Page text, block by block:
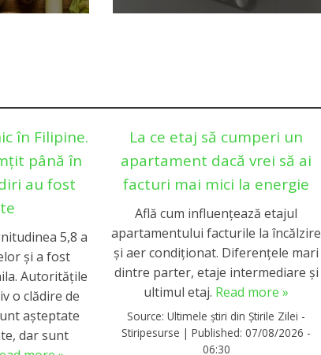
în Filipine.
până în
au fost
5,8 a
și a fost
Autoritățile
o clădire de
așteptate
dar sunt
La ce etaj să cumperi un
apartament dacă vrei să ai
facturi mai mici la energie
Află cum influențează etajul
apartamentului facturile la încălzire
și aer condiționat. Diferențele mari
dintre parter, etaje intermediare și
ultimul etaj. Read more »
Source:Ultimele știri din Știrile Zilei -
Stiripesurse |Published:07/08/2026 -
06:30